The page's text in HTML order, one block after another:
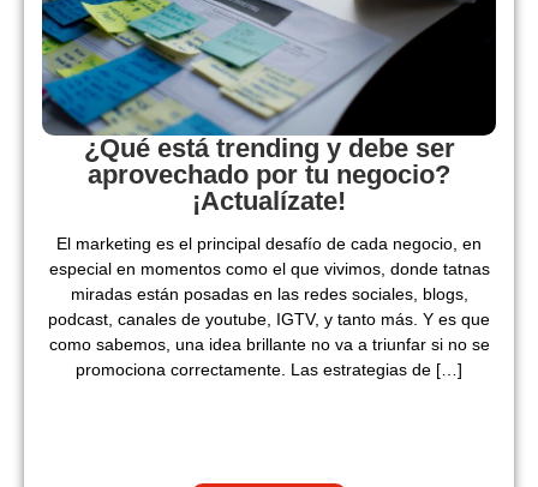
¿Qué está trending y debe ser
aprovechado por tu negocio?
¡Actualízate!
El marketing es el principal desafío de cada negocio, en
especial en momentos como el que vivimos, donde tatnas
miradas están posadas en las redes sociales, blogs,
podcast, canales de youtube, IGTV, y tanto más. Y es que
como sabemos, una idea brillante no va a triunfar si no se
promociona correctamente. Las estrategias de […]